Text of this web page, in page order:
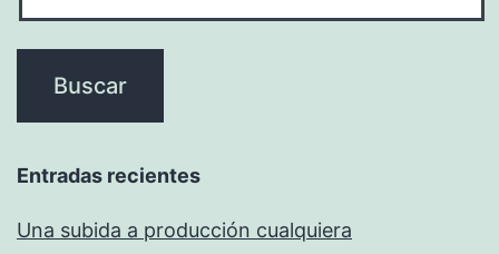
Entradas recientes
Una subida a producción cualquiera